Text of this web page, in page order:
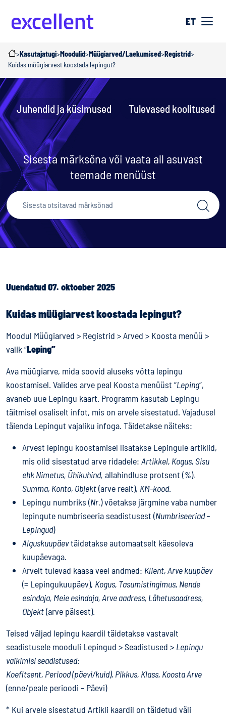
ET
>Kasutajatugi>Moodulid>Müügiarved/Laekumised>Registrid>
Kuidas müügiarvest koostada lepingut?
Juhendid ja küsimused Tulevased koolitused
Sisesta märksõna või vaata all asuvast
teemade menüüst
Uuendatud 07. oktoober 2025
Kuidas müügiarvest koostada lepingut?
Moodul Müügiarved > Registrid > Arved > Koosta menüü >
valik “Leping”
Ava müügiarve, mida soovid aluseks võtta lepingu
koostamisel. Valides arve peal Koosta menüüst “Leping“,
avaneb uue Lepingu kaart. Programm kasutab Lepingu
täitmisel osaliselt infot, mis on arvele sisestatud. Vajadusel
täienda Lepingut vajaliku infoga. Täidetakse näiteks:
Arvest lepingu koostamisel lisatakse Lepingule artiklid,
mis olid sisestatud arve ridadele: Artikkel, Kogus, Sisu
ehk Nimetus, Ühikuhind, allahindluse protsent (%),
Summa, Konto, Objekt(arve realt), KM-kood.
Lepingu numbriks (Nr.) võetakse järgmine vaba number
lepingute numbriseeria seadistusest (Numbriseeriad –
Lepingud)
Alguskuupäevtäidetakse automaatselt käesoleva
kuupäevaga.
Arvelt tulevad kaasa veel andmed: Klient, Arve kuupäev
(= Lepingukuupäev), Kogus, Tasumistingimus, Nende
esindaja, Meie esindaja, Arve aadress, Lähetusaadress,
Objekt(arve päisest).
Teised väljad lepingu kaardil täidetakse vastavalt
seadistusele mooduli Lepingud > Seadistused > Lepingu
vaikimisi seadistused:
Koefitsent, Periood (päevi/kuid), Pikkus, Klass, Koosta Arve
(enne/peale perioodi – Päevi)
* Kui arvele sisestatud Artikli kaardil on täidetud väli